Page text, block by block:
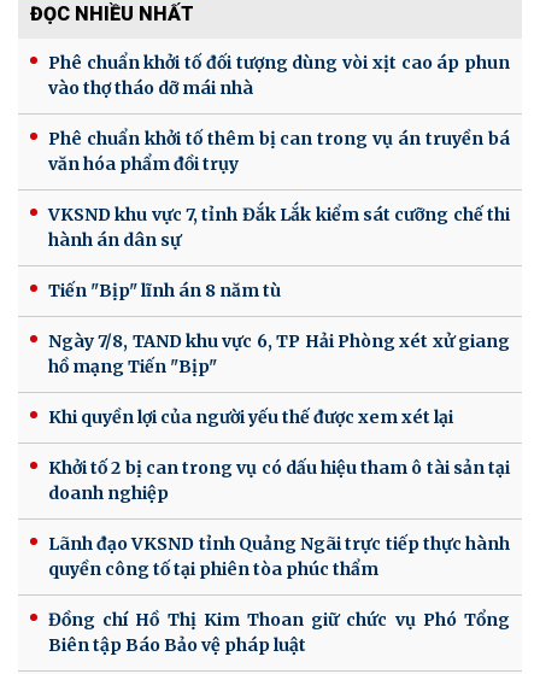
ĐỌC NHIỀU NHẤT
Phê chuẩn khởi tố đối tượng dùng vòi xịt cao áp phun
vào thợ tháo dỡ mái nhà
Phê chuẩn khởi tố thêm bị can trong vụ án truyền bá
văn hóa phẩm đồi trụy
VKSND khu vực 7, tỉnh Đắk Lắk kiểm sát cưỡng chế thi
hành án dân sự
Tiến "Bịp" lĩnh án 8 năm tù
Ngày 7/8, TAND khu vực 6, TP Hải Phòng xét xử giang
hồ mạng Tiến "Bịp"
Khi quyền lợi của người yếu thế được xem xét lại
Khởi tố 2 bị can trong vụ có dấu hiệu tham ô tài sản tại
doanh nghiệp
Lãnh đạo VKSND tỉnh Quảng Ngãi trực tiếp thực hành
quyền công tố tại phiên tòa phúc thẩm
Đồng chí Hồ Thị Kim Thoan giữ chức vụ Phó Tổng
Biên tập Báo Bảo vệ pháp luật